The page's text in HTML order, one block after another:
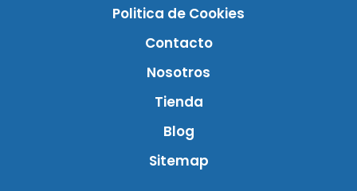
Politica de Cookies
Contacto
Nosotros
Tienda
Blog
Sitemap